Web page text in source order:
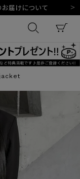
届けについて
プレゼント
届けについて